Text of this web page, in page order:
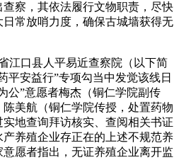
查察，其依法履行文物职责，尽快
常放哨力度，确保古城墙获得无
口县人平易近查察院（以下简
平安益行”专项勾当中发觉该线日
公”意愿者梅杰（铜仁学院副传
美航（铜仁学院传授，处置药物
地查询拜访核实、查阅相关书证
养殖企业存正在的上述不规范养
愿者指出，无证养殖企业离开监